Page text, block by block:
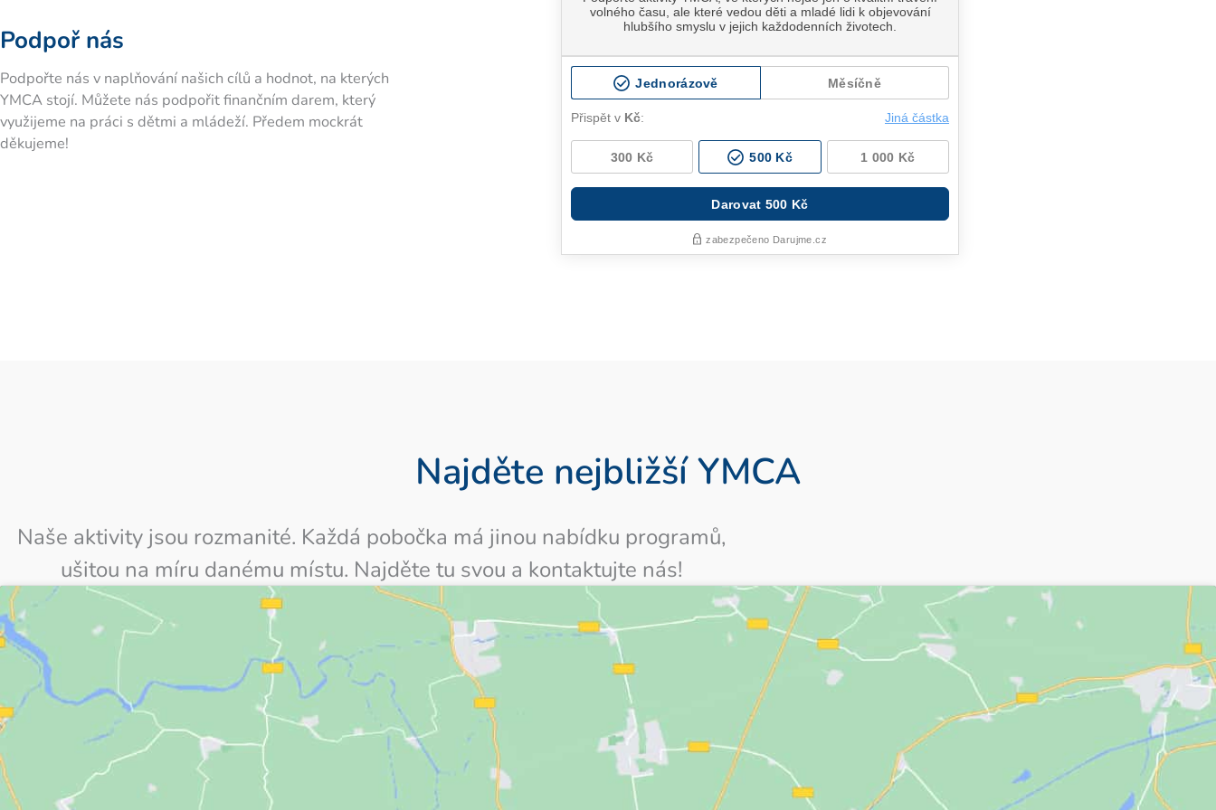
Podpoř nás
Podpořte nás v naplňování našich cílů a hodnot, na kterých
YMCA stojí. Můžete nás podpořit finančním darem, který
využijeme na práci s dětmi a mládeží. Předem mockrát
děkujeme!
Najděte nejbližší YMCA
Naše aktivity jsou rozmanité. Každá pobočka má jinou nabídku programů,
ušitou na míru danému místu. Najděte tu svou a kontaktujte nás!